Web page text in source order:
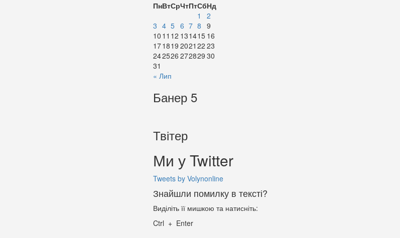
ПнВтСрЧтПтСбНд
1
2
3 4 5 6 7 8 9
10 11 12 131415 16
171819 2021 22 23
242526 272829 30
31
« Лип
Банер 5
Твітер
Ми у Twitter
Tweets by Volynonline
Знайшли помилку в тексті?
Виділіть її мишкою та натисніть:
Ctrl + Enter